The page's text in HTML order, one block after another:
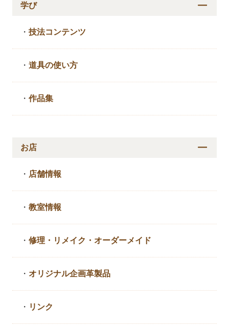
学び
・技法コンテンツ
・道具の使い方
・作品集
お店
・ 店舗情報
・教室情報
・修理・リメイク・ オーダーメイド
・ オリジナル企画革製品
・ リンク